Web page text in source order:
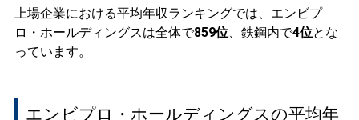
上場企業における平均年収ランキングでは、エンビプ
ロ・ホールディングスは全体で859位、鉄鋼内で4位とな
っています。
エンビプロ・ホールディングスの平均年